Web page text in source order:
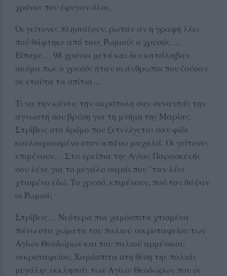
χρόνια που έφυγαν όλοι.
Οι γείτονες πλησιάζουν, ρωτάν αν η γραφή λέει
πού θάφτηκε από τους Ρωμιούς ο χρυσός….
Είπαμε… 98 χρόνια μετά και δεν κατάλαβαν
ακόμα πως ο χρυσός ήταν οι άνθρωποι που ζούσαν
σε ετούτα τα σπίτια…
Τι να την κάνεις την ακρόπολη σαν συναντάς την
άγνωστή σου βρύση για τη μνήμη της Μαρίας;
Στρίβεις στο δρόμο που ξετυλίγεται σαν φίδι
κουλουριασμένο στον απάνω μαχαλά. Οι γείτονες
επιμένουν… Στα ερείπια της Αγίας Παρασκευής
σου λένε για το μεγάλο σαράι που ‘ταν λέει
χτισμένο εδώ. Το χρυσό, επιμένουν, πού τον θάψαν
οι Ρωμιοί;
Στρίβεις… Νεότερα πια χαμόσπιτα χτισμένα
πάνω στα χώματα του παλιού νεκροταφείου των
Αγίων Θεοδώρων και του παλιού αρμένικου
νεκροταφείου. Χαμόσπιτα στη θέση της παλιάς
μεγάλης εκκλησιάς των Αγίων Θεοδώρων που οι